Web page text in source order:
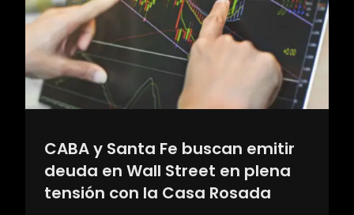
CABA y Santa Fe buscan emitir
deuda en Wall Street en plena
tensión con la Casa Rosada